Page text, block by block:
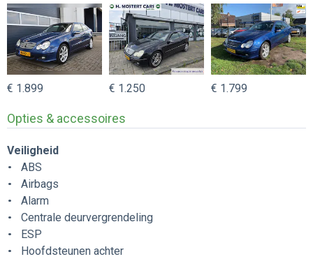
€ 1.899 € 1.250 € 1.799
Opties & accessoires
Veiligheid
ABS
Airbags
Alarm
Centrale deurvergrendeling
ESP
Hoofdsteunen achter